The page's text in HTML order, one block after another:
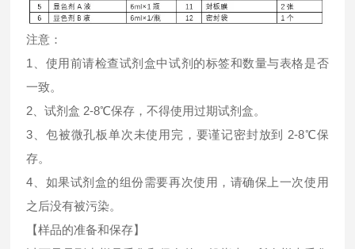
注意：
1、使用前请检查试剂盒中试剂的标签和数量与表格是否
一致。
2、试剂盒 2-8℃保存，不得使用过期试剂盒。
3、包被微孔板单次未使用完，要谨记密封放到 2-8℃保
存。
4、如果试剂盒的组份需要再次使用，请确保上一次使用
之后没有被污染。
【样品的准备和保存】